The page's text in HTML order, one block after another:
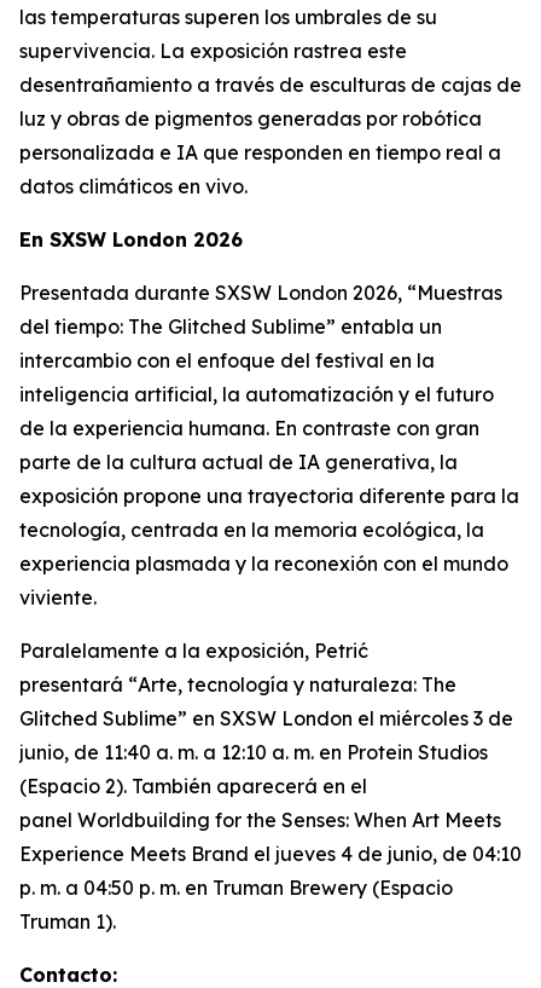
las temperaturas superen los umbrales de su
supervivencia. La exposición rastrea este
desentrañamiento a través de esculturas de cajas de
luz y obras de pigmentos generadas por robótica
personalizada e IA que responden en tiempo real a
datos climáticos en vivo.
En SXSW London 2026
Presentada durante SXSW London 2026, “Muestras
del tiempo: The Glitched Sublime” entabla un
intercambio con el enfoque del festival en la
inteligencia artificial, la automatización y el futuro
de la experiencia humana. En contraste con gran
parte de la cultura actual de IA generativa, la
exposición propone una trayectoria diferente para la
tecnología, centrada en la memoria ecológica, la
experiencia plasmada y la reconexión con el mundo
viviente.
Paralelamente a la exposición, Petrić
presentará “Arte, tecnología y naturaleza: The
Glitched Sublime” en SXSW London el miércoles 3 de
junio, de 11:40 a. m. a 12:10 a. m. en Protein Studios
(Espacio 2). También aparecerá en el
panel Worldbuilding for the Senses: When Art Meets
Experience Meets Brand el jueves 4 de junio, de 04:10
p. m. a 04:50 p. m. en Truman Brewery (Espacio
Truman 1).
Contacto: